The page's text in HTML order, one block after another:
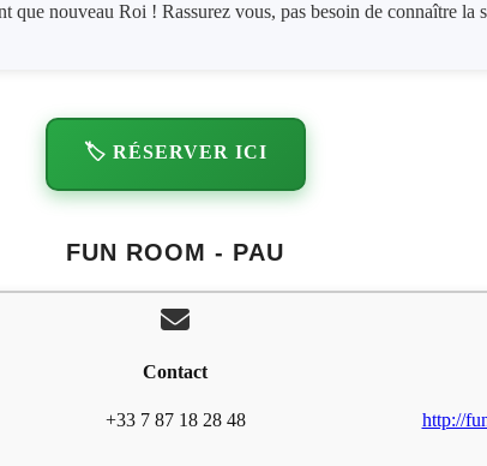
que nouveau Roi ! Rassurez vous, pas besoin de connaître la
🏷️ RÉSERVER ICI
FUN ROOM - PAU
Contact
+33 7 87 18 28 48 http://